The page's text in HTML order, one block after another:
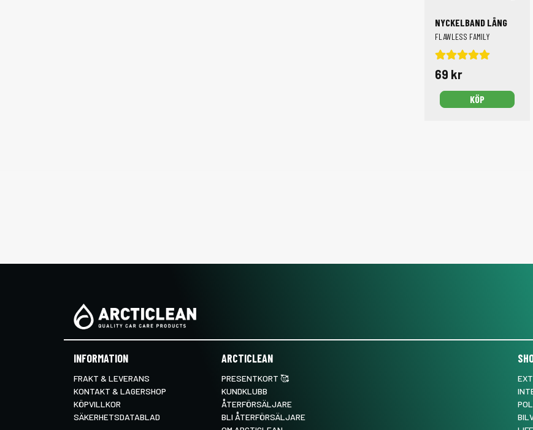
NYCKELBAND LÅNG
FLAWLESS FAMILY
69 kr
KÖP
INFORMATION
FRAKT & LEVERANS
KONTAKT & LAGERSHOP
KÖPVILLKOR
SÄKERHETSDATABLAD
ARCTICLEAN
PRESENTKORT 🥰
KUNDKLUBB
ÅTERFÖRSÄLJARE
BLI ÅTERFÖRSÄLJARE